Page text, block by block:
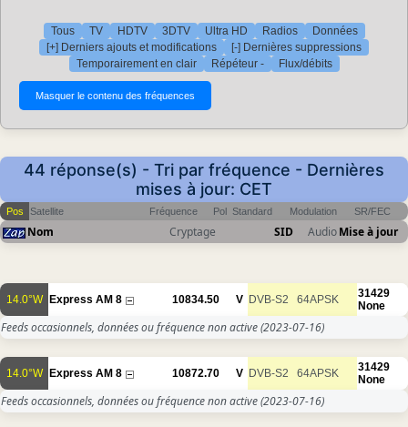
Tous TV HDTV 3DTV Ultra HD Radios
Données
[+] Derniers ajouts et modifications
[-] Dernières suppressions
Temporairement en clair
Répéteur - Flux/débits
44 réponse(s) - Tri par fréquence - Dernières
mises à jour: CET
Pos Satellite Fréquence Pol Standard Modulation SR/FEC
Nom Cryptage SID AudioMise à jour
14.0°W Express AM 8 10834.50 V DVB-S2 64APSK
31429
None
Feeds occasionnels, données ou fréquence non active(2023-07-16)
14.0°W Express AM 8 10872.70 V DVB-S2 64APSK
31429
None
Feeds occasionnels, données ou fréquence non active(2023-07-16)